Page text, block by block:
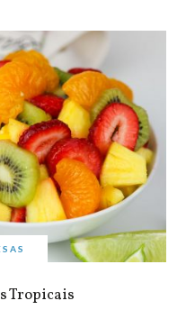
Tropicais